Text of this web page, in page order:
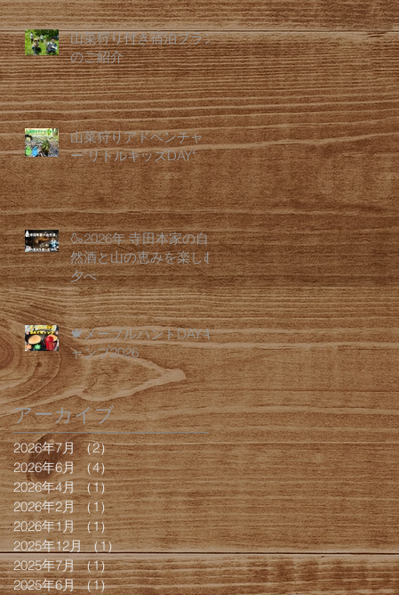
山菜狩り付き宿泊プラン
のご紹介
山菜狩りアドベンチャ
ー"リトルキッズDAY"
🍶2026年 寺田本家の自
然酒と山の恵みを楽しむ
夕べ
🍁メープルハントDAYキ
ャンプ2026
アーカイブ
2026年7月 （2）2件の記事
2026年6月 （4）4件の記事
2026年4月 （1）1件の記事
2026年2月 （1）1件の記事
2026年1月 （1）1件の記事
2025年12月 （1）1件の記事
2025年7月 （1）1件の記事
2025年6月 （1）1件の記事